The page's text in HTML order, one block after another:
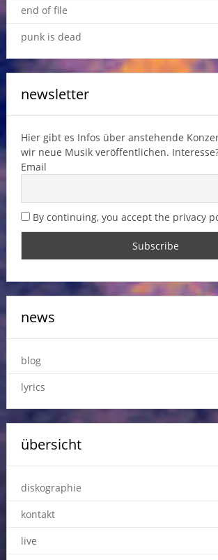
end of file
punk is dead
newsletter
Hier gibt es Infos über anstehende
wir neue Musik veröffentlichen.
Email
By continuing, you accept the privacy
news
blog
lyrics
übersicht
diskographie
kontakt
live